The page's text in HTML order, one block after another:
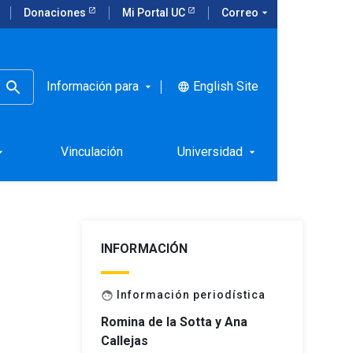
Donaciones Mi Portal UC Correo arrow_drop_down
Información para arrow_drop_down language English Site
Vinculación Universidad arrow_drop_down
INFORMACIÓN
face Información periodística
Romina de la Sotta y Ana
Callejas